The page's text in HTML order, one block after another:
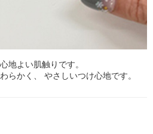
地よい肌触りです。
らかく、 やさしいつけ心地です。